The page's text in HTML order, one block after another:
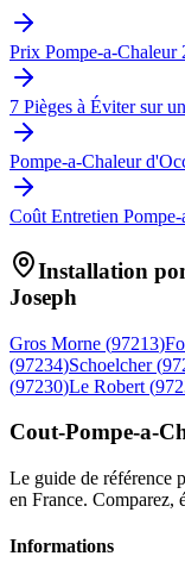
Prix Pompe-a-
7 Pièges à Éviter sur
Pompe-a-Chaleur
Coût Entretien
Installation
Joseph
Gros Morne (97213)
(97234)Schoelcher (
(97230)Le Robert (
Cout-Pompe-a-
Le guide de référence
en France. Comparez,
Informations